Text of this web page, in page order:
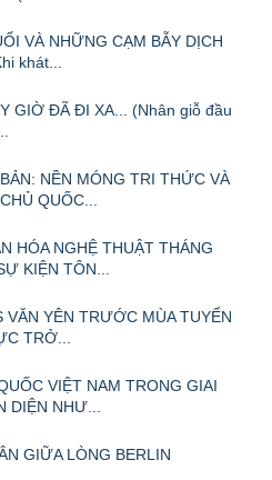
VÀ NHỮNG CẠM BẪY DỊCH
khát...
GIỜ ĐÃ ĐI XA... (Nhân giỗ đầu
NỀN MÓNG TRI THỨC VÀ
QUỐC...
HÓA NGHỆ THUẬT THÁNG
KIỆN TÔN...
YÊN TRƯỚC MÙA TUYỂN
TRỞ...
VIỆT NAM TRONG GIAI
DIỆN NHƯ...
GIỮA LÒNG BERLIN